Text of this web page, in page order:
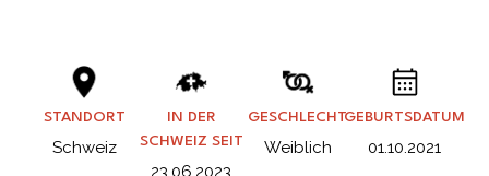
STANDORT
Schweiz
IN DER
SCHWEIZ SEIT
23.06.2023
GESCHLECHT
Weiblich
GEBURTSDATUM
01.10.2021